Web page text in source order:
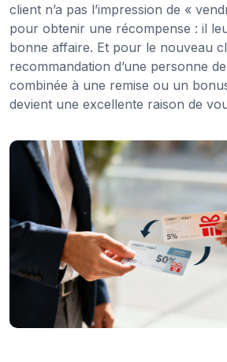
client n’a pas l’impression de «
pour obtenir une récompense : il
bonne affaire. Et pour le nouveau
recommandation d’une personne
combinée à une remise ou un
devient une excellente raison de